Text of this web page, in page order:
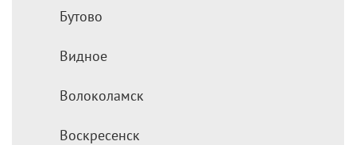
Бутово
Видное
Волоколамск
Воскресенск